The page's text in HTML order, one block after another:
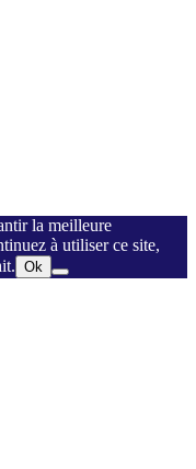
la meilleure
à utiliser ce site,
Ok